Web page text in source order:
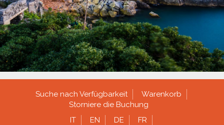
Suche nach Verfügbarkeit
Warenkorb
Storniere die Buchung
IT
EN DE FR